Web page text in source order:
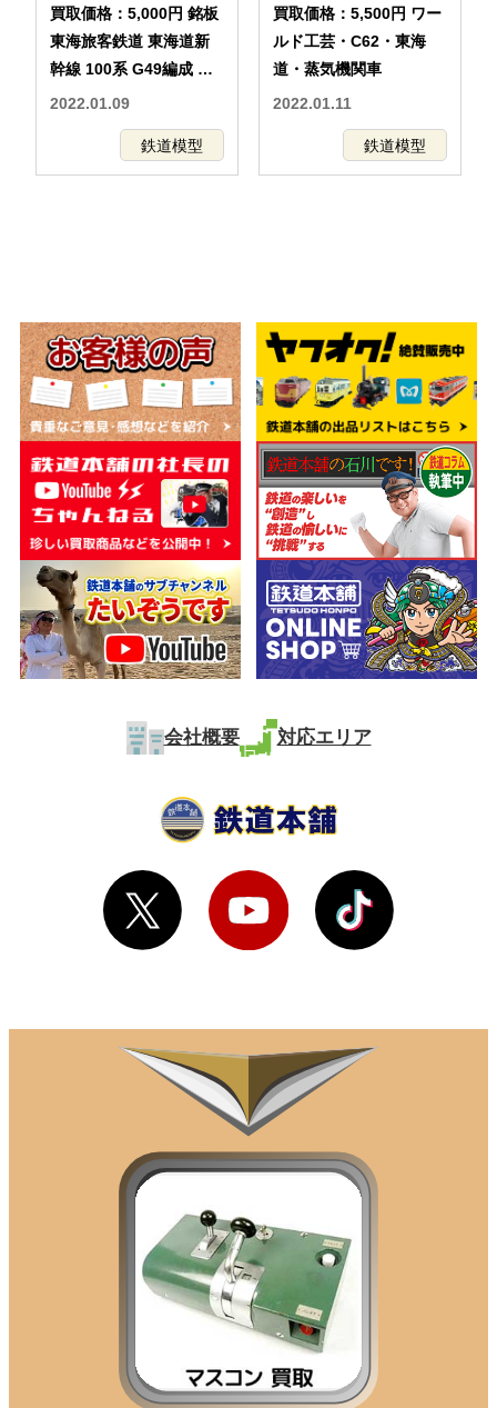
買取価格：5,000円 銘板
東海旅客鉄道 東海道新
幹線 100系 G49編成 金
属製 プレート
2022.01.09
鉄道模型
買取価格：5,500円 ワー
ルド工芸・C62・東海
道・蒸気機関車
2022.01.11
鉄道模型
会社概要 対応エリア